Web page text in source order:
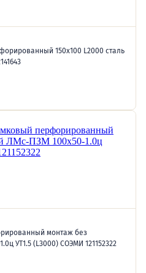
150х100 L2000 сталь
монтаж без
УТ1.5 (L3000) СОЭМИ 121152322